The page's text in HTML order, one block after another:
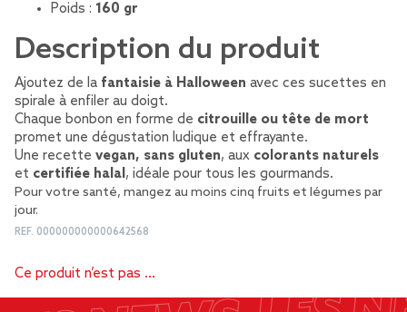
Poids : 160 gr
Description du produit
Ajoutez de la fantaisie à Halloween avec ces sucettes en
spirale à enfiler au doigt.
Chaque bonbon en forme de citrouille ou tête de mort
promet une dégustation ludique et effrayante.
Une recette vegan, sans gluten, aux colorants naturels
et certifiée halal, idéale pour tous les gourmands.
Pour votre santé, mangez au moins cinq fruits et légumes par
jour.
REF. 000000000000642568
Ce produit n’est pas …